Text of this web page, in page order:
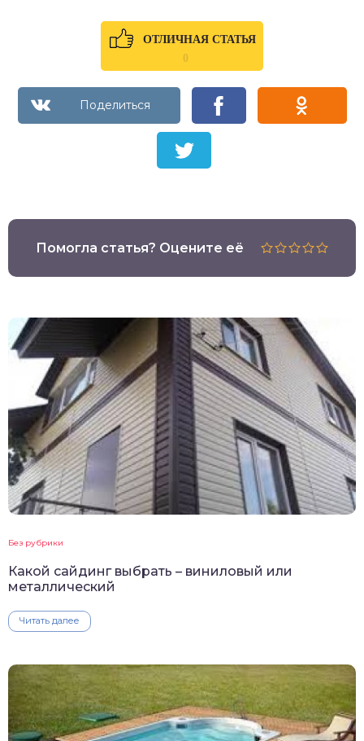
ОТЛИЧНАЯ СТАТЬЯ
0
Помогла статья? Оцените её
Без рубрики
Какой сайдинг выбрать – виниловый или
металлический
Читать далее